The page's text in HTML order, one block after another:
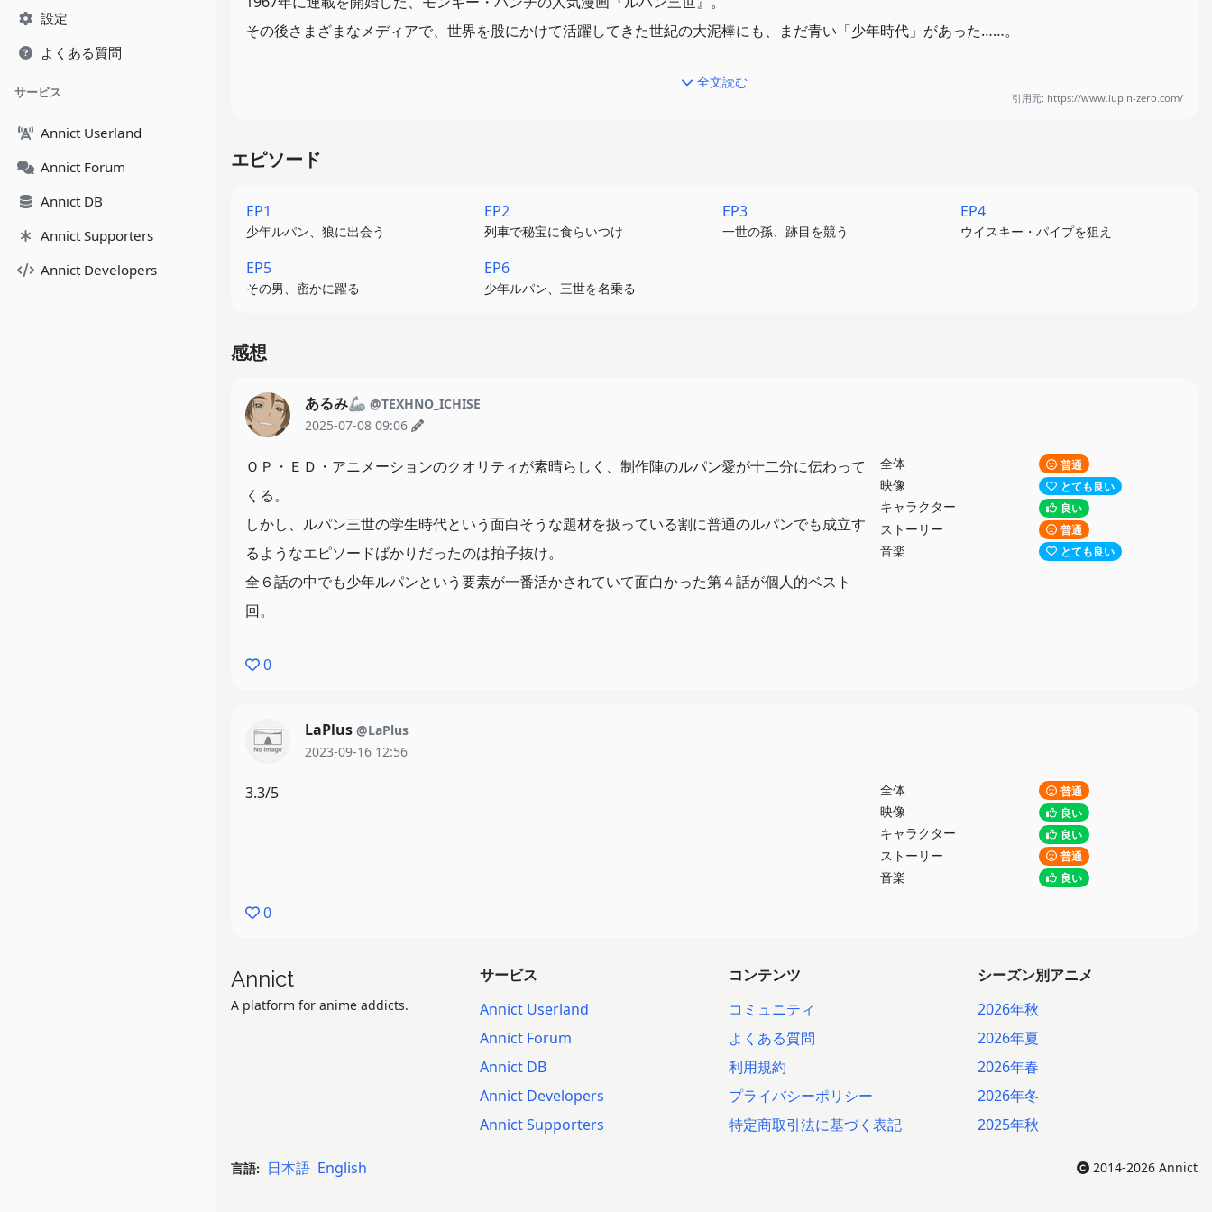
設定
よくある質問
サービス
Annict Userland
Annict Forum
Annict DB
Annict Supporters
Annict Developers
その後さまざまなメディアで、世界を股にかけて活躍してきた世紀の大泥棒にも、まだ青い「少年時代」があった……。
『LUPIN ZERO』は、ベールに包まれた彼のビギニングをついに描き出す。
舞台は、原作連載当初の昭和30年（1960年）代。まだ何者でもない「少年ルパン」が、高度経済成長期の日本を駆け巡る！
原作でも描かれている「少年ルパン」編からヒントを得つつ、懐かしくも新しいオリジナルストーリーが展開される。
制作スタジオは、多くの『ルパン三世』シリーズを手掛けるテレコム・アニメーションフィルム。
またキャストには、ルパン役に畠中祐、次元役に武内駿輔、ルパンが憧れるヒロイン・洋子役に早見沙織といった、若手人気声優を起用！
さらにエンディングテーマを歌うのは、音楽ファンを魅了し続けるシンガーソングライター・七尾旅人。一流クリエイターが音で彩る作品世界に
少年が登る、悪党への階段。
彼は一体、何を思い、どんな一歩を踏み出したのか？
これは、誰もが知っている大泥棒の、誰も知らない「はじまり」の物語。
全文読む
引用元: https://www.lupin-zero.com/
エピソード
EP1
少年ルパン、狼に出会う
EP2
列車で秘宝に食らいつけ
EP3
一世の孫、跡目を競う
EP4
ウイスキー・パイプを狙え
EP5
その男、密かに躍る
EP6
少年ルパン、三世を名乗る
感想
あるみ🦾 @TEXHNO_ICHISE
2025-07-08 09:06
全体 普通
映像 とても良い
キャラクター 良い
ストーリー 普通
音楽 とても良い
ＯＰ・ＥＤ・アニメーションのクオリティが素晴らしく、制作陣のルパン愛が十二分に伝わって
くる。
しかし、ルパン三世の学生時代という面白そうな題材を扱っている割に普通のルパンでも成立す
るようなエピソードばかりだったのは拍子抜け。
全６話の中でも少年ルパンという要素が一番活かされていて面白かった第４話が個人的ベスト
回。
0
LaPlus @LaPlus
2023-09-16 12:56
全体 普通
映像 良い
キャラクター 良い
ストーリー 普通
音楽 良い
3.3/5
0
Annict
A platform for anime addicts.
サービス
Annict Userland
Annict Forum
Annict DB
Annict Developers
Annict Supporters
コンテンツ
コミュニティ
よくある質問
利用規約
プライバシーポリシー
特定商取引法に基づく表記
シーズン別アニメ
2026年秋
2026年夏
2026年春
2026年冬
2025年秋
言語: 日本語 English 2014-2026 Annict